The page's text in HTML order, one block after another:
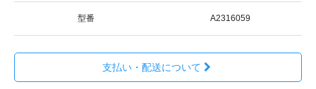
型番 A2316059
支払い・配送について